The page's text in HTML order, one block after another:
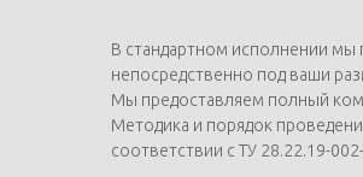
В стандартном исполнении мы
непосредственно под ваши
Мы предоставляем полный
Методика и порядок
соответствии с ТУ 28.22.19-